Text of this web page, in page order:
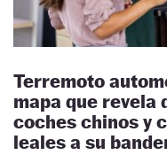
Terremoto
mapa que revela
coches chinos y
leales a su